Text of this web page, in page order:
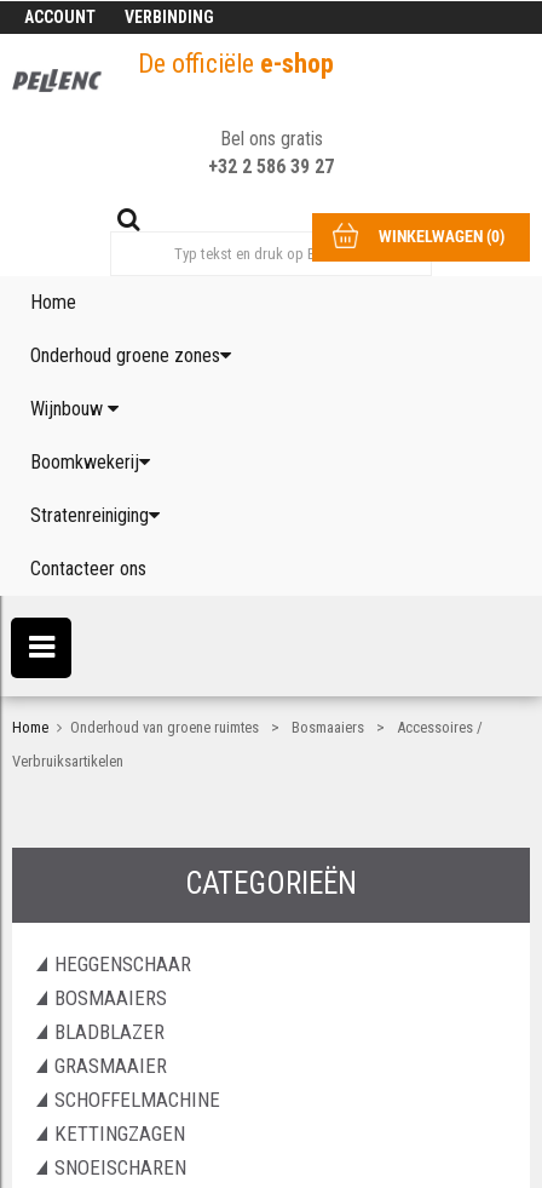
ACCOUNT VERBINDING
De officiële e-shop
Bel ons gratis
+32 2 586 39 27
WINKELWAGEN(0)
Home
Onderhoud groene zones
Wijnbouw
Boomkwekerij
Stratenreiniging
Contacteer ons
Home Onderhoud van groene ruimtes > Bosmaaiers >
Accessoires /
Verbruiksartikelen
CATEGORIEËN
HEGGENSCHAAR
BOSMAAIERS
BLADBLAZER
GRASMAAIER
SCHOFFELMACHINE
KETTINGZAGEN
SNOEISCHAREN